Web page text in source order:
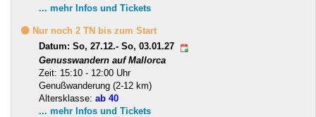
... mehr Infos und Tickets
🟡 Nur noch 2 TN bis zum Start
Datum: So, 27.12.- So, 03.01.27
Genusswandern auf Mallorca
Zeit: 15:10 - 12:00 Uhr
Genußwanderung (2-12 km)
Altersklasse: ab 40
... mehr Infos und Tickets